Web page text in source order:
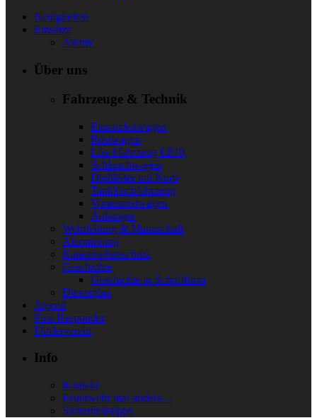
Neuigkeiten
Einsätze
Archiv
Über uns
Fahrzeuge & Technik
Einsatzleitwagen
Rüstwagen
Löschfahrzeug LF10
Schlauchwagen
Drehleiter mit Korb
Tanklöschfahrzeug
Vorausrüstwagen
Anhänger
Wehrleitung & Mannschaft
Alarmierung
Katastrophenschutz
Geschichte
Geschichte in Schriftform
Dienstplan
Jugend
First Responder
Förderverein
Info
Kontakt
Feuerwehr mal anders…
Sicherheitstipps